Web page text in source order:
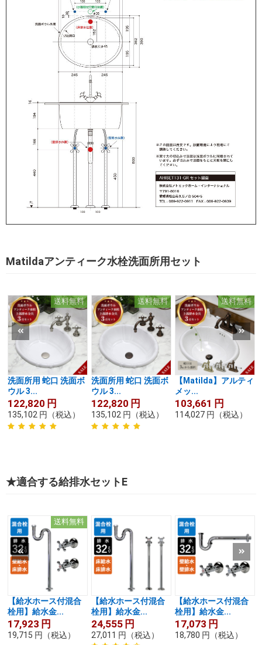
Matildaアンティーク水栓洗面所用セット
送料無料
洗面所用 蛇口 洗面ボ
ウル 3...
122,820 円
135,102 円 （税込）
送料無料
洗面所用 蛇口 洗面ボ
ウル 3...
122,820 円
135,102 円 （税込）
送料無料
【Matilda】アルティ
メッ...
103,661 円
114,027 円 （税込）
★適合する給排水セットE
送料無料
【給水ホース付混合
栓用】給水金...
17,923 円
19,715 円 （税込）
【給水ホース付混合
栓用】給水金...
24,555 円
27,011 円 （税込）
【給水ホース付混合
栓用】給水金...
17,073 円
18,780 円 （税込）